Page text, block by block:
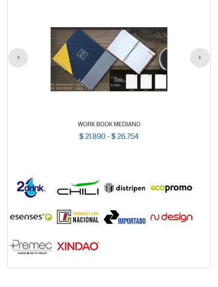
WORK BOOK MEDIANO
$ 21.890 - $ 26.754